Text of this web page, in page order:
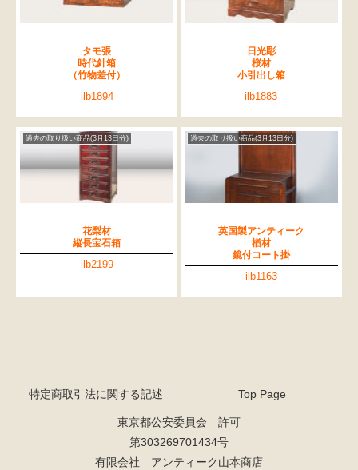
タモ張
時代針箱
（竹物差付）
ilb1894
日光彫
桜材
小引出し箱
ilb1883
過去の取り扱い商品(3月13日分)
花梨材
縦長宝石箱
ilb2199
過去の取り扱い商品(3月13日分)
英国製アンティーク
楢材
鏡付コート掛
ilb1163
特定商取引法に関する記述 Top Page
東京都公安委員会 許可
第303269701434号
有限会社 アンティーク山本商店